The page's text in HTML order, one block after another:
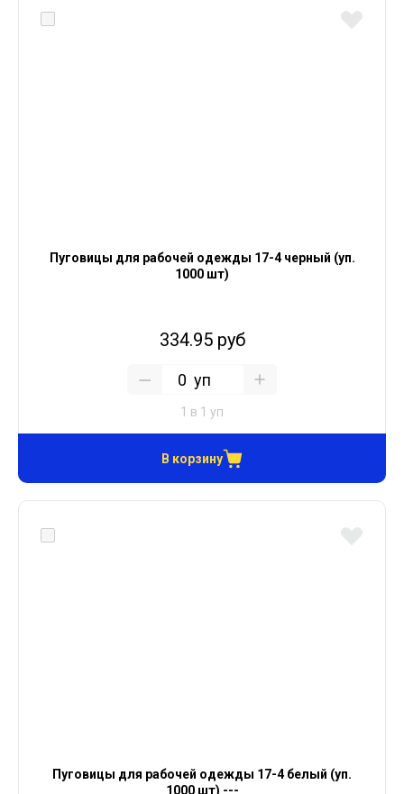
Пуговицы для рабочей одежды 17-4 черный (уп.
1000 шт)
334.95 руб
уп
1 в 1 уп
В корзину
Пуговицы для рабочей одежды 17-4 белый (уп.
1000 шт) ---